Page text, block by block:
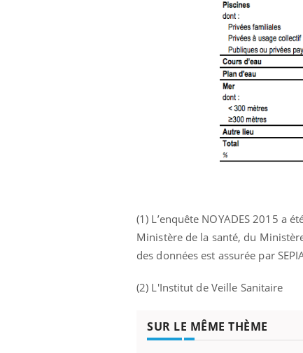
(1) L’enquête NOYADES 2015 a
Ministère de la santé, du
des données est assurée par
(2) L'Institut de Veille Sanitaire
SUR LE MÊME THÈME